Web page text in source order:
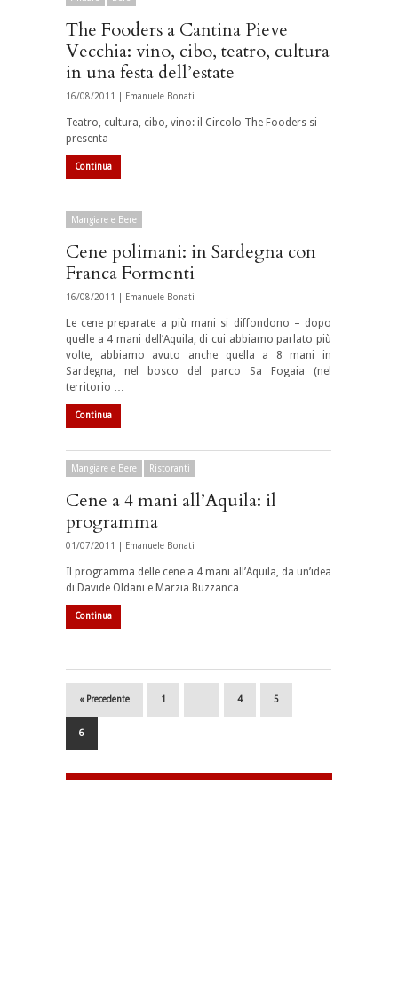
The Fooders a Cantina Pieve
Vecchia: vino, cibo, teatro, cultura
in una festa dell’estate
16/08/2011 | Emanuele Bonati
Teatro, cultura, cibo, vino: il Circolo The Fooders si
presenta
Continua
Mangiare e Bere
Cene polimani: in Sardegna con
Franca Formenti
16/08/2011 | Emanuele Bonati
Le cene preparate a più mani si diffondono – dopo
quelle a 4 mani dell’Aquila, di cui abbiamo parlato più
volte, abbiamo avuto anche quella a 8 mani in
Sardegna, nel bosco del parco Sa Fogaia (nel
territorio …
Continua
Mangiare e Bere Ristoranti
Cene a 4 mani all’Aquila: il
programma
01/07/2011 | Emanuele Bonati
Il programma delle cene a 4 mani all’Aquila, da un’idea
di Davide Oldani e Marzia Buzzanca
Continua
« Precedente 1 4 5
6